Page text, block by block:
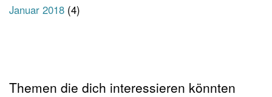
Januar 2018 (4)
Themen die dich interessieren könnten